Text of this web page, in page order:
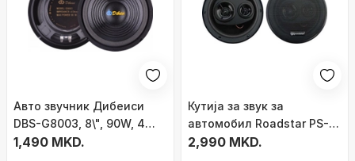
Авто звучник Дибеиси
DBS-G8003, 8\", 90W, 4
Ohm
1,490 MKD.
Кутија за звук за
автомобил Roadstar PS-
1635, 165 mm, 80W, црна
2,990 MKD.